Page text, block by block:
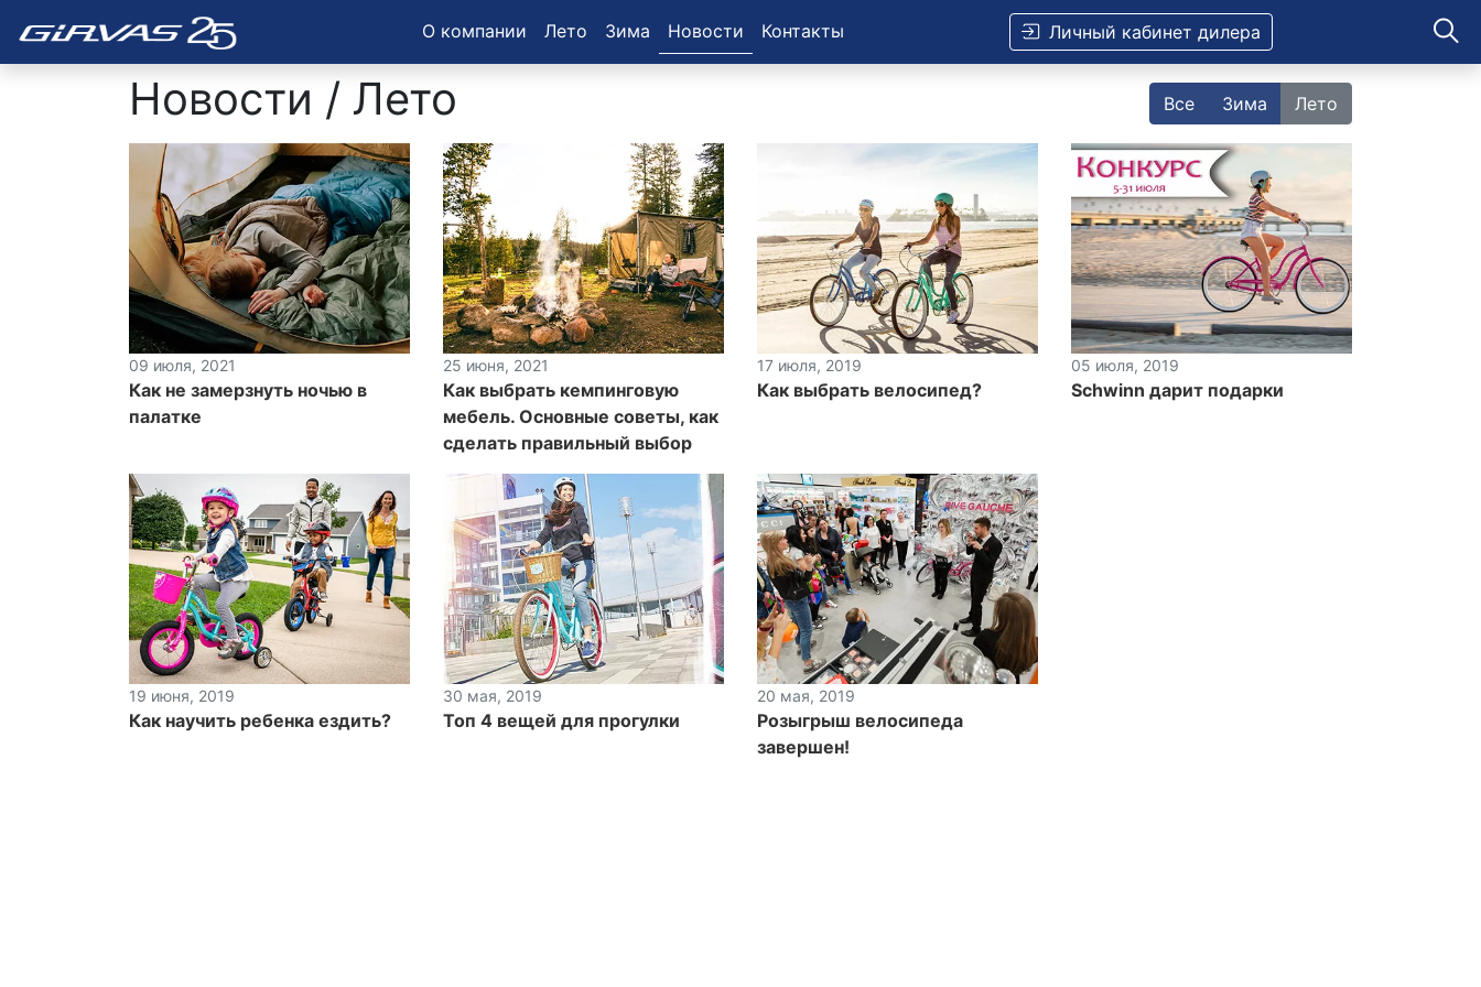
О компании Лето Зима Новости Контакты Личный кабинет дилера
Новости / Лето Все Зима Лето
09 июля, 2021
Как не замерзнуть ночью в
палатке
25 июня, 2021
Как выбрать кемпинговую
мебель. Основные советы, как
сделать правильный выбор
17 июля, 2019
Как выбрать велосипед?
05 июля, 2019
Schwinn дарит подарки
19 июня, 2019
Как научить ребенка ездить?
30 мая, 2019
Топ 4 вещей для прогулки
20 мая, 2019
Розыгрыш велосипеда
завершен!